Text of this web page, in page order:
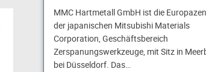
MMC Hartmetall GmbH ist die
der japanischen Mitsubishi Materials
Corporation, Geschäftsbereich
Zerspanungswerkzeuge, mit Sitz in
bei Düsseldorf. Das…